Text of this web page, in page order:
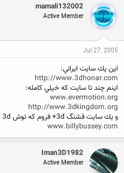
mamali132002
Active Member
Jul 27, 2005
اين يك سايت ايراني:
http://www.3dhonar.com
اينم چند تا سايت كه خيلي كامله:
www.evermotion.org
http://www.3dkingdom.org
و يك سايت قشنگ 3d+ فروم كه توش 3d كارهاي قوي هستن:
www.billybussey.com
Iman3D1982
Active Member